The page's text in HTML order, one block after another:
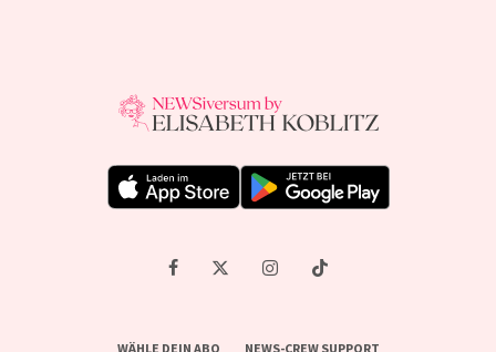
WÄHLE DEIN ABO NEWS-CREW SUPPORT